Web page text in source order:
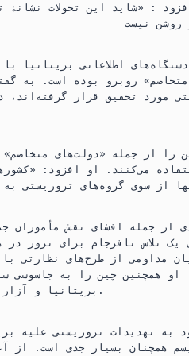
: «شاید این تحولات نشانۀ
تأکید کرد که در سال ۲۰۲۵، دستگاه‌های
روبرو بوده است. به
را از جمله «دولت‌های
می‌کنند. او افزود:
از جمله افشای نقش مأموران
یک تلاش نافرجام برای ترور
مداومی از طرح‌های نظارتی
او همچنین چین را به جاسوسی
بریتانیا و آزار مخالفان آزادی‌خواه متهم کرد.
به تهدیدات تروریستی علیه